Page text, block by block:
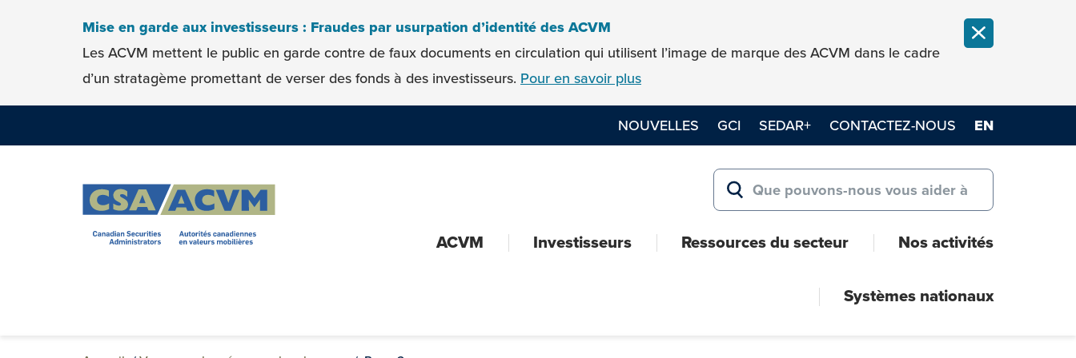
Skip to contentMise en garde aux investisseurs : Fraudes par usurpation d’identité des ACVM
Les ACVM mettent le public en garde contre de faux documents en circulation qui utilisent l’image de marque des ACVM dans le cadre
d’un stratagème promettant de verser des fonds à des investisseurs. Pour en savoir plus
FERMER LA
NOUVELLES GCI SEDAR+ CONTACTEZ-NOUS EN
Search for:
RECHERCHER
ACVM Investisseurs Ressources du secteur Nos activités
Systèmes nationaux